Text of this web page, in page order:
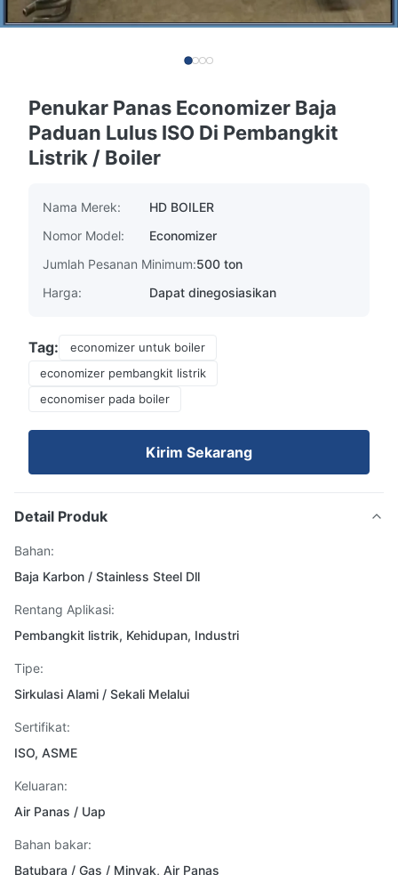
Penukar Panas Economizer Baja
Paduan Lulus ISO Di Pembangkit
Listrik / Boiler
Nama Merek:
HD BOILER
Nomor Model:
Economizer
Jumlah Pesanan Minimum:500 ton
Harga:
Dapat dinegosiasikan
Tag:
economizer untuk boiler
economizer pembangkit listrik
economiser pada boiler
Kirim Sekarang
Detail Produk
Bahan:
Baja Karbon / Stainless Steel Dll
Rentang Aplikasi:
Pembangkit listrik, Kehidupan, Industri
Tipe:
Sirkulasi Alami / Sekali Melalui
Sertifikat:
ISO, ASME
Keluaran:
Air Panas / Uap
Bahan bakar:
Batubara / Gas / Minyak, Air Panas